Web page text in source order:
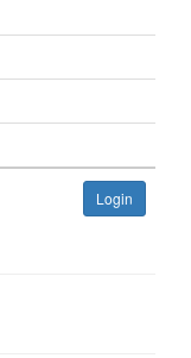
Login